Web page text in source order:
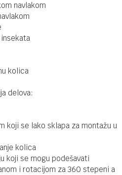
navlakom
kolica
delova:
koji se lako sklapa za montažu u
kolica
koji se mogu podešavati
i rotacijom za 360 stepeni a